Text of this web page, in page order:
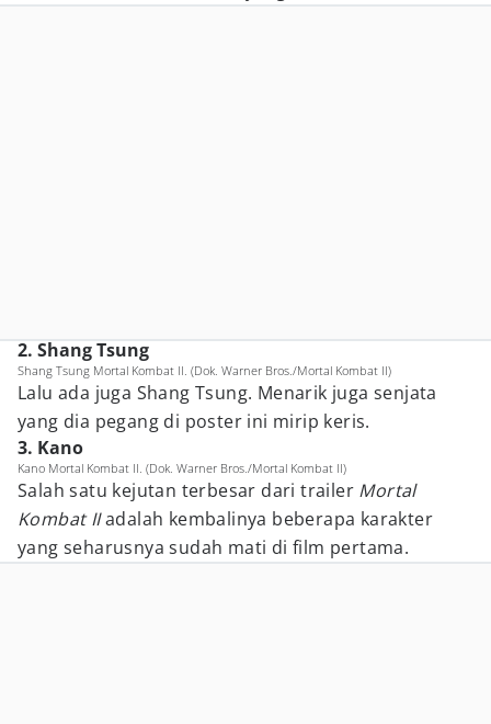
2. Shang Tsung
Shang Tsung Mortal Kombat II. (Dok. Warner Bros./Mortal Kombat II)
Lalu ada juga Shang Tsung. Menarik juga senjata
yang dia pegang di poster ini mirip keris.
3. Kano
Kano Mortal Kombat II. (Dok. Warner Bros./Mortal Kombat II)
Salah satu kejutan terbesar dari trailer Mortal
Kombat IIadalah kembalinya beberapa karakter
yang seharusnya sudah mati di film pertama.